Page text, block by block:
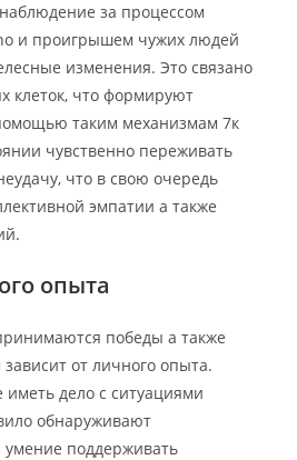
за процессом
и проигрышем чужих людей
изменения. Это связано
клеток, что формируют
таким механизмам 7к
чувственно переживать
что в свою очередь
эмпатии а также
опыта
победы а также
от личного опыта.
дело с ситуациями
обнаруживают
умение поддерживать